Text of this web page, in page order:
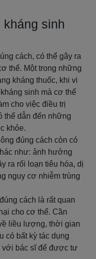
sinh
cách, có thể gây ra
thể. Một trong những
kháng thuốc, khi vi
sinh mà cơ thể
cho việc điều trị
thể dẫn đến những
khỏe.
đúng cách còn có
như: ảnh hưởng
ra rối loạn tiêu hóa, dị
nguy cơ nhiễm trùng
cách là rất quan
cho cơ thể. Cần
liều lượng, thời gian
có bất kỳ tác dụng
với bác sĩ để được tư